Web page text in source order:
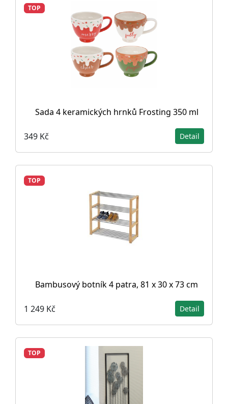
TOP
Sada 4 keramických hrnků Frosting 350 ml
349 Kč Detail
TOP
Bambusový botník 4 patra, 81 x 30 x 73 cm
1 249 Kč Detail
TOP